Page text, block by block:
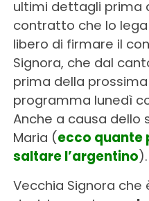
ultimi dettagli prima
contratto che lo lega
libero di firmare il
Signora, che dal
prima della
programma lunedì
Anche a causa dello
Maria (ecco quante
saltare l’argentino).
Vecchia Signora che